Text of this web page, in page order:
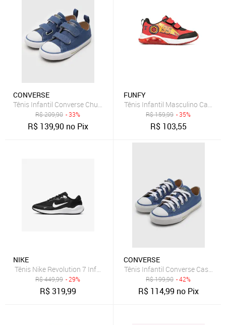
CONVERSE
Tênis Infantil Converse Chuck Taylor All S Azul
R$209,90 - 33%
R$ 139,90no Pix
FUNFY
R$159,99 - 35%
R$ 103,55
NIKE
Tênis Nike Revolution 7 Infantil
R$449,99 - 29%
R$319,99
CONVERSE
Tênis Infantil Converse Casual
R$199,90 - 42%
R$ 114,99 no Pix